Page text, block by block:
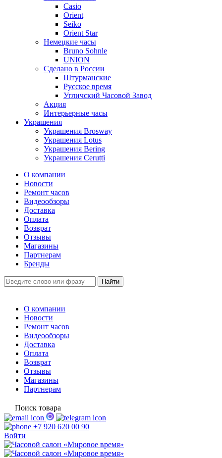
Casio
Orient
Seiko
Orient Star
Немецкие часы
Bruno Sohnle
UNION
Сделано в России
Штурманские
Русское время
Угличский Часовой Завод
Акция
Интерьерные часы
Украшения
Украшения Brosway
Украшения Lotus
Украшения Bering
Украшения Cerutti
О компании
Новости
Ремонт часов
Видеообзоры
Доставка
Оплата
Возврат
Отзывы
Магазины
Партнерам
Бренды
О компании
Новости
Ремонт часов
Видеообзоры
Доставка
Оплата
Возврат
Отзывы
Магазины
Партнерам
Поиск товара
+7 920 620 00 90
Войти